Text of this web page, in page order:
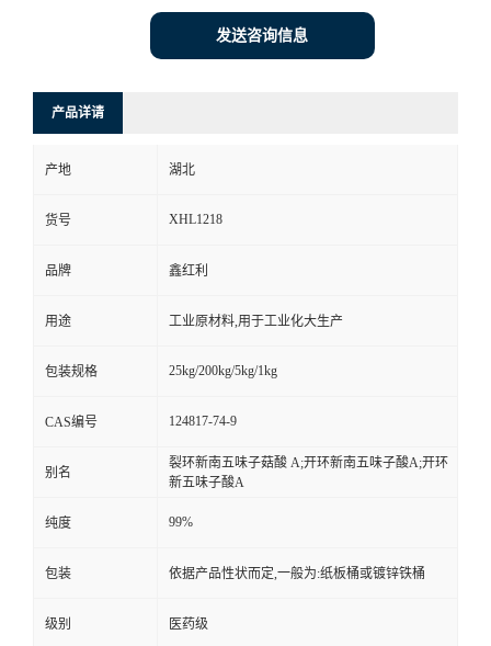
发送咨询信息
产品详请
产地 湖北
货号 XHL1218
品牌 鑫红利
用途 工业原材料,用于工业化大生产
包装规格 25kg/200kg/5kg/1kg
CAS编号 124817-74-9
别名
裂环新南五味子菇酸 A;开环新南五味子酸A;开环
新五味子酸A
纯度 99%
包装 依据产品性状而定,一般为:纸板桶或镀锌铁桶
级别 医药级